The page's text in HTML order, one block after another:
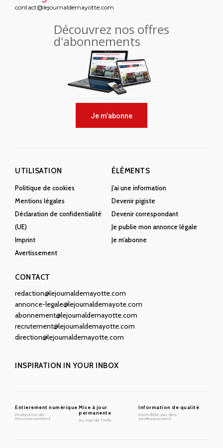
contact@lejournaldemayotte.com
Découvrez nos offres
d'abonnements
Je m'abonne
UTILISATION
Politique de cookies
Mentions légales
Déclaration de confidentialité
(UE)
Imprint
Avertissement
ÉLÉMENTS
J’ai une information
Devenir pigiste
Devenir correspondant
Je publie mon annonce légale
Je m’abonne
CONTACT
redaction@lejournaldemayotte.com
annonce-legale@lejournaldemayote.com
abonnement@lejournaldemayotte.com
recrutement@lejournaldemayotte.com
direction@lejournaldemayotte.com
INSPIRATION IN YOUR INBOX
Entierement numérique
Protection de
l'environnement
Mise à jour
permanente
Au top de l'info
Information de qualité
Contrôlée par des
professionnels